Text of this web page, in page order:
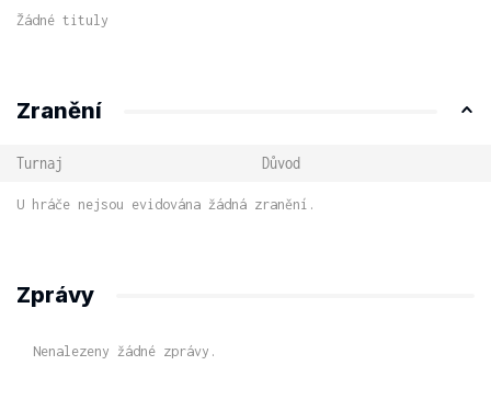
Žádné tituly
Zranění
Turnaj Důvod
U hráče nejsou evidována žádná zranění.
Zprávy
Nenalezeny žádné zprávy.